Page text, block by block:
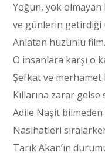
Yoğun, yok
ve günlerin getirdiği
Anlatan hüzünlü film.
O insanlara karşı o
Şefkat ve merhamet
Kıllarına zarar
Adile Naşit
Nasihatleri
Tarık Akan’ın